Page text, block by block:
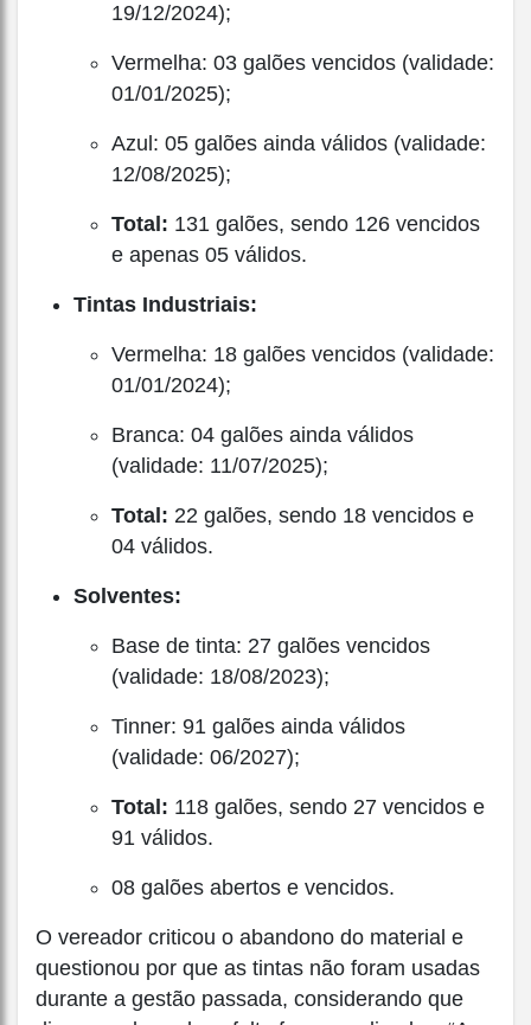
19/12/2024);
Vermelha: 03 galões vencidos (validade:
01/01/2025);
Azul: 05 galões ainda válidos (validade:
12/08/2025);
Total: 131 galões, sendo 126 vencidos
e apenas 05 válidos.
Tintas Industriais:
Vermelha: 18 galões vencidos (validade:
01/01/2024);
Branca: 04 galões ainda válidos
(validade: 11/07/2025);
Total: 22 galões, sendo 18 vencidos e
04 válidos.
Solventes:
Base de tinta: 27 galões vencidos
(validade: 18/08/2023);
Tinner: 91 galões ainda válidos
(validade: 06/2027);
Total: 118 galões, sendo 27 vencidos e
91 válidos.
08 galões abertos e vencidos.
O vereador criticou o abandono do material e
questionou por que as tintas não foram usadas
durante a gestão passada, considerando que